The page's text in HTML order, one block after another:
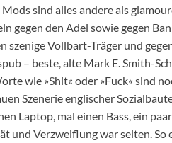
sind alles andere als
gegen den Adel sowie gegen
szenige Vollbart-Träger und
– beste, alte Mark E. Smith-
wie »Shit« oder »Fuck« sind
Szenerie englischer
Laptop, mal einen Bass, ein
und Verzweiflung war selten. So